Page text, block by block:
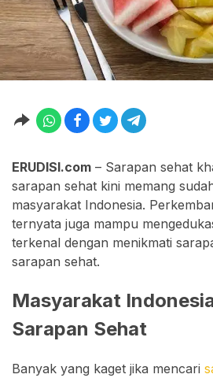
ERUDISI.com – Sarapan sehat
sarapan sehat kini memang
masyarakat Indonesia.
ternyata juga mampu
terkenal dengan menikmati
sarapan sehat.
Masyarakat
Sarapan Sehat
Banyak yang kaget jika mencari